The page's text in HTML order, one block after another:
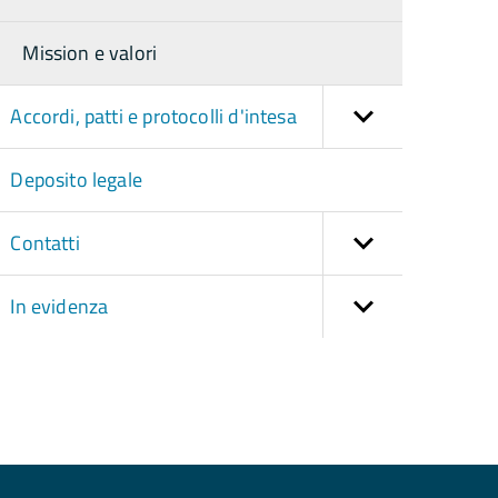
Mission e valori
Accordi, patti e protocolli d'intesa
Deposito legale
Contatti
In evidenza